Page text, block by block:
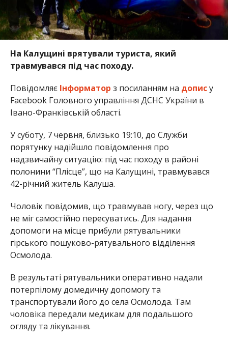
На Калущині врятували туриста, який
травмувався під час походу.
Повідомляє Інформатор з посиланням на допису
Facebook Головного управління ДСНС України в
Івано-Франківській області.
У суботу, 7 червня, близько 19:10, до Служби
порятунку надійшло повідомлення про
надзвичайну ситуацію: під час походу в районі
полонини “Плісце”, що на Калущині, травмувався
42-річний житель Калуша.
Чоловік повідомив, що травмував ногу, через що
не міг самостійно пересуватись. Для надання
допомоги на місце прибули рятувальники
гірського пошуково-рятувального відділення
Осмолода.
В результаті рятувальники оперативно надали
потерпілому домедичну допомогу та
транспортували його до села Осмолода. Там
чоловіка передали медикам для подальшого
огляду та лікування.